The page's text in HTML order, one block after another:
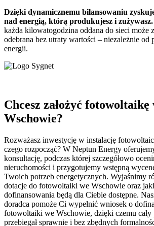
Dzięki dynamicznemu bilansowaniu
nad energią, którą produkujesz i zużywasz.
każda kilowatogodzina oddana do sieci może
odebrana bez utraty wartości – niezależnie od
energii.
Chcesz założyć fotowoltaikę
Wschowie?
Rozważasz inwestycję w instalację
czego rozpocząć? W Neptun Energy
konsultację, podczas której szczegółowo
nieruchomości i przygotujemy wstępną
Twoich potrzeb energetycznych. Wyjaśnimy
dotacje do fotowoltaiki we Wschowie oraz
dofinansowania będą dla Ciebie dostępne.
doradca pomoże Ci wypełnić wniosek o
fotowoltaiki we Wschowie, dzięki czemu cały
przebiegał sprawnie i bez zbędnych